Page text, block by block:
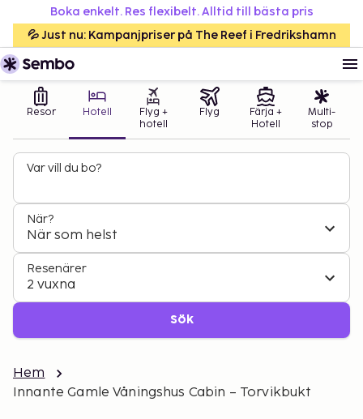
Boka enkelt. Res flexibelt. Alltid till bästa pris
💦 Just nu: Kampanjpriser på The Reef i Fredrikshamn
Resor Hotell
Flyg +
hotell
Flyg
Färja +
Hotell
Multi-
stop
Var vill du bo?
När?
När som helst
Resenärer
2 vuxna
Sök
Hem
Innante Gamle Våningshus Cabin – Torvikbukt